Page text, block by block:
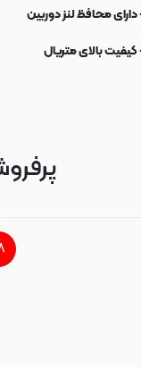
دارای محافظ لنز دوربین
کیفیت بالای متریال